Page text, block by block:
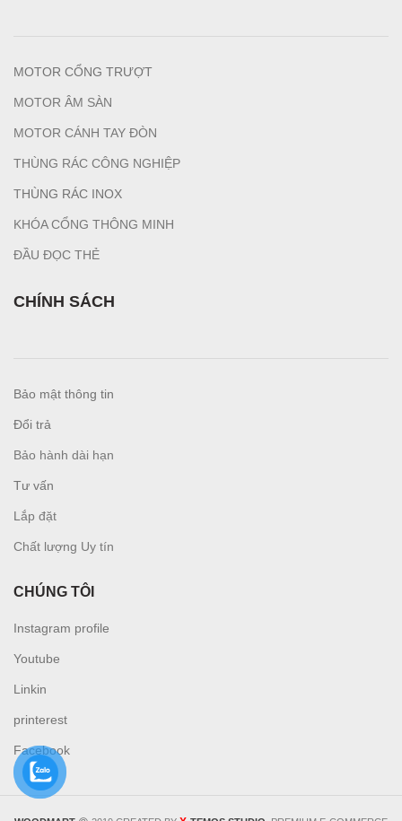
MOTOR CỔNG TRƯỢT
MOTOR ÂM SÀN
MOTOR CÁNH TAY ĐÒN
THÙNG RÁC CÔNG NGHIỆP
THÙNG RÁC INOX
KHÓA CỔNG THÔNG MINH
ĐẦU ĐỌC THẺ
CHÍNH SÁCH
Bảo mật thông tin
Đổi trả
Bảo hành dài hạn
Tư vấn
L ắp đặt
Chất lượng Uy tín
CHÚNG TÔI
Instagram profile
Youtube
Linkin
printerest
Facebook